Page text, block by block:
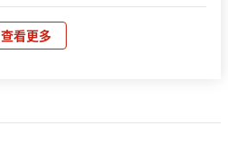
查看更多